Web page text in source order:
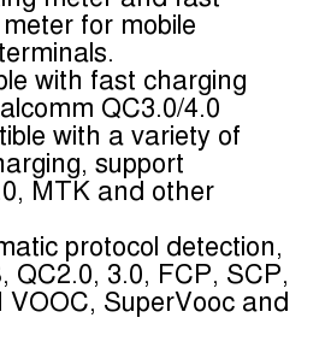
for mobile
with fast charging
QC3.0/4.0
with a variety of
support
MTK and other
protocol detection,
QC2.0, 3.0, FCP, SCP,
SuperVooc and